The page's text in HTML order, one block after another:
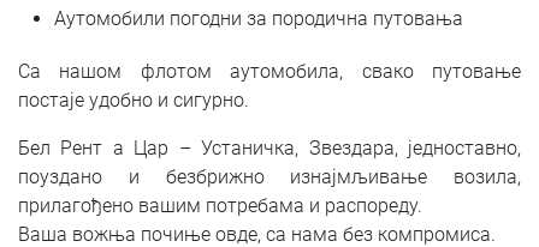
Аутомобили погодни за породична путовања
Са нашом флотом аутомобила, свако путовање
постаје удобно и сигурно.
Бел Рент а Цар – Устаничка, Звездара, једноставно,
поуздано и безбрижно изнајмљивање возила,
прилагођено вашим потребама и распореду.
Ваша вожња почиње овде, са нама без компромиса.